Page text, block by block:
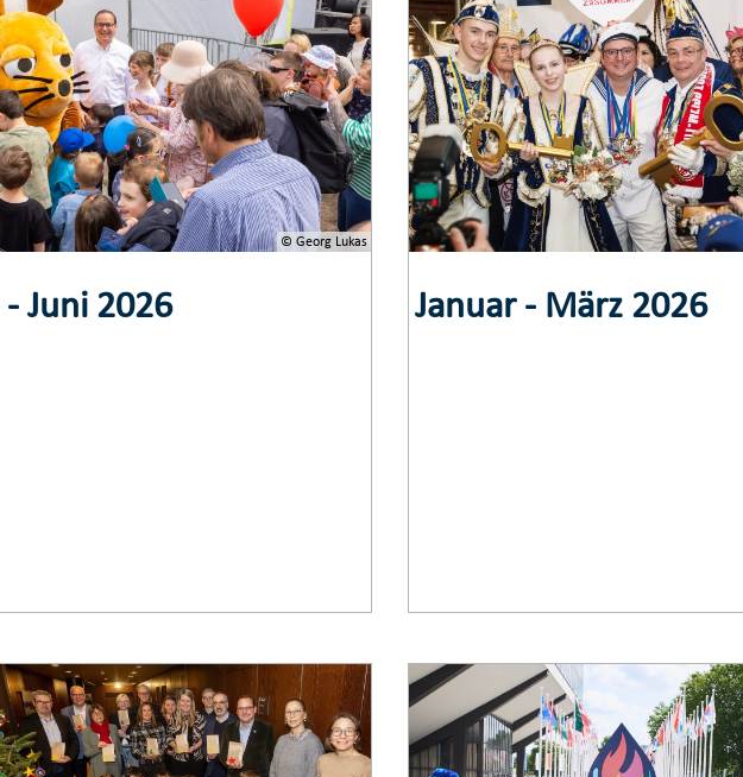
© Georg Lukas
Juni 2026 Januar - März 2026